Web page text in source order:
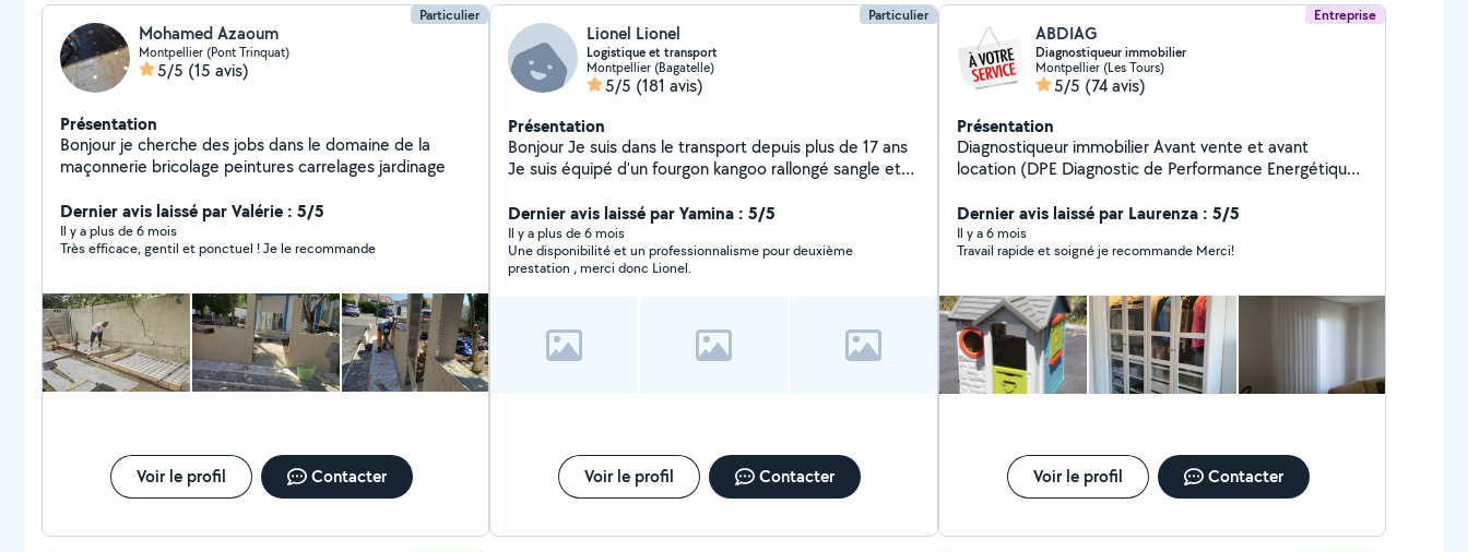
Particulier
Mohamed Azaoum
Montpellier (Pont Trinquat)
5/5 (15 avis)
Présentation
Bonjour je cherche des jobs dans le domaine de la
maçonnerie bricolage peintures carrelages jardinage
Dernier avis laissé par Valérie : 5/5
Il y a plus de 6 mois
Très efficace, gentil et ponctuel ! Je le recommande
Voir le profil Contacter
Particulier
Lionel Lionel
Logistique et transport
Montpellier (Bagatelle)
5/5 (181 avis)
Présentation
Bonjour Je suis dans le transport depuis plus de 17 ans
Je suis équipé d'un fourgon kangoo rallongé sangle et
Dernier avis laissé par Yamina : 5/5
Il y a plus de 6 mois
Une disponibilité et un professionnalisme pour deuxième
prestation , merci donc Lionel.
Voir le profil Contacter
Entreprise
ABDIAG
Diagnostiqueur immobilier
Montpellier (Les Tours)
5/5 (74 avis)
Présentation
Diagnostiqueur immobilier Avant vente et avant
location (DPE Diagnostic de Performance Energétique,
Loi Carrez et Loi Boutin) Disponible pour étudier vos
différentes sollicitations! À très bientôt!
Dernier avis laissé par Laurenza : 5/5
Il y a 6 mois
Travail rapide et soigné je recommande Merci!
Voir le profil Contacter